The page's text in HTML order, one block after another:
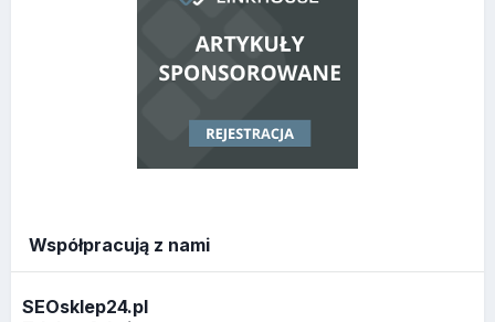
Współpracują z nami
SEOsklep24.pl